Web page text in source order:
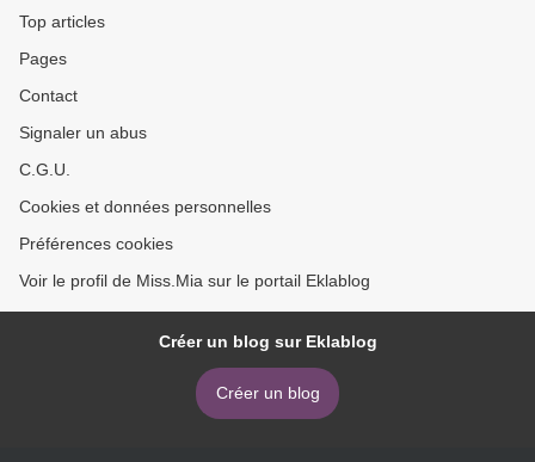
Top articles
Pages
Contact
Signaler un abus
C.G.U.
Cookies et données personnelles
Préférences cookies
Voir le profil de Miss.Mia sur le portail Eklablog
Créer un blog sur Eklablog
Créer un blog